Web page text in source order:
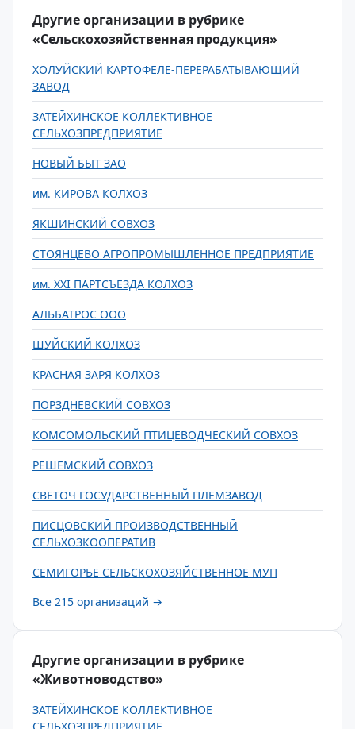
Другие организации в рубрике
«Сельскохозяйственная продукция»
ХОЛУЙСКИЙ КАРТОФЕЛЕ-ПЕРЕРАБАТЫВАЮЩИЙ
ЗАВОД
ЗАТЕЙХИНСКОЕ КОЛЛЕКТИВНОЕ
СЕЛЬХОЗПРЕДПРИЯТИЕ
НОВЫЙ БЫТ ЗАО
им. КИРОВА КОЛХОЗ
ЯКШИНСКИЙ СОВХОЗ
СТОЯНЦЕВО АГРОПРОМЫШЛЕННОЕ ПРЕДПРИЯТИЕ
им. XXI ПАРТСЪЕЗДА КОЛХОЗ
АЛЬБАТРОС ООО
ШУЙСКИЙ КОЛХОЗ
КРАСНАЯ ЗАРЯ КОЛХОЗ
ПОРЗДНЕВСКИЙ СОВХОЗ
КОМСОМОЛЬСКИЙ ПТИЦЕВОДЧЕСКИЙ СОВХОЗ
РЕШЕМСКИЙ СОВХОЗ
СВЕТОЧ ГОСУДАРСТВЕННЫЙ ПЛЕМЗАВОД
ПИСЦОВСКИЙ ПРОИЗВОДСТВЕННЫЙ
СЕЛЬХОЗКООПЕРАТИВ
СЕМИГОРЬЕ СЕЛЬСКОХОЗЯЙСТВЕННОЕ МУП
Все 215 организаций →
Другие организации в рубрике
«Животноводство»
ЗАТЕЙХИНСКОЕ КОЛЛЕКТИВНОЕ